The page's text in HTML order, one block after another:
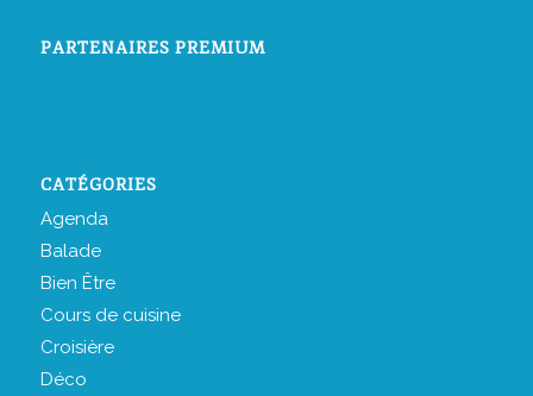
PARTENAIRES PREMIUM
CATÉGORIES
Agenda
Balade
Bien Être
Cours de cuisine
Croisière
Déco